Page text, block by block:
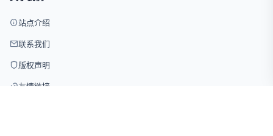
站点介绍
联系我们
版权声明
友情链接